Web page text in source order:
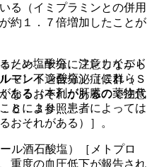
ため、十分に注意しながら
モン不適合分泌症候群（Ｓ
なるおそれがあるので注意
６．３参照〕。
る（イミプラミンとの併用
約１．７倍増加したことが
ノン塩酸塩、フレカイニド
マレイン酸塩）［これら
ある（本剤が肝臓の薬物代
とにより、患者によっては
おそれがある）］。
ル酒石酸塩）［メトプロ
重度の血圧低下が報告され